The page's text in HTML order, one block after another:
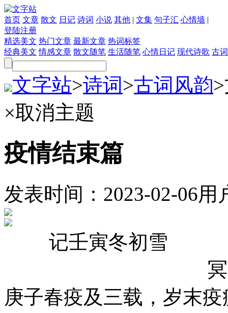
首页 文章 散文 日记 诗词 小说 其他 | 文集 句子汇 心情墙 |
登陆注册
精选美文 热门文章 最新文章 热词标签
经典美文 情感文章 散文随笔 生活随笔 心情日记 现代诗歌 古
文字站>诗词>古词风韵>
×取消主题
疫情结束篇
发表时间： 2023-02-06用
记壬寅冬初雪
冥
庚子春疫及三载，岁末